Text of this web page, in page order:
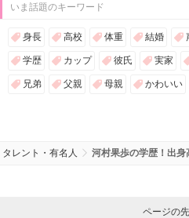
いま話題のキーワード
身長 高校 体重 結婚
学歴 カップ 彼氏 実家
兄弟 父親 母親 かわいい
タレント・有名人 河村果歩の学歴！出
ページの